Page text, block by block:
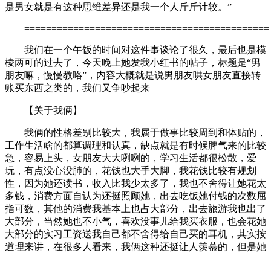
是男女就是有这种思维差异还是我一个人斤斤计较。”
=============================================
我们在一个午饭的时间对这件事谈论了很久，最后也是模
棱两可的过去了，今天晚上她发我小红书的帖子，标题是“男
朋友嘛，慢慢教咯”，内容大概就是说男朋友哄女朋友直接转
账买东西之类的，我们又争吵起来
【关于我俩】
我俩的性格差别比较大，我属于做事比较周到和体贴的，
工作生活啥的都算调理和认真，缺点就是有时候脾气来的比较
急，容易上头，女朋友大大咧咧的，学习生活都很松散，爱
玩，有点没心没肺的，花钱也大手大脚，我花钱比较有规划
性，因为她还读书，收入比我少太多了，我也不舍得让她花太
多钱，消费方面自认为还挺照顾她，出去吃饭她付钱的次数屈
指可数，其他的消费我基本上也占大部分，出去旅游我也出了
大部分，当然她也不小气，喜欢没事儿给我买衣服，也会花她
大部分的实习工资送我自己都不舍得给自己买的耳机，其实按
道理来讲，在很多人看来，我俩这种还挺让人羡慕的，但是她